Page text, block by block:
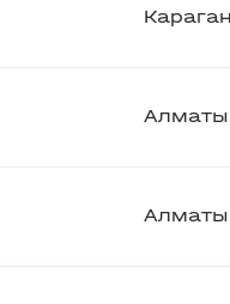
Алматы
Алматы